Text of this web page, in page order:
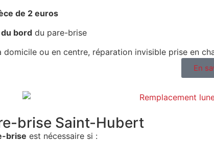
de 2 euros
bord du pare-brise
ou en centre, réparation invisible prise en
En
brise Saint-Hubert
brise est nécessaire si :